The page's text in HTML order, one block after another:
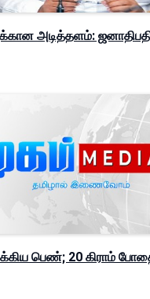
அடித்தளம்:
பெண்; 20 கிராம்